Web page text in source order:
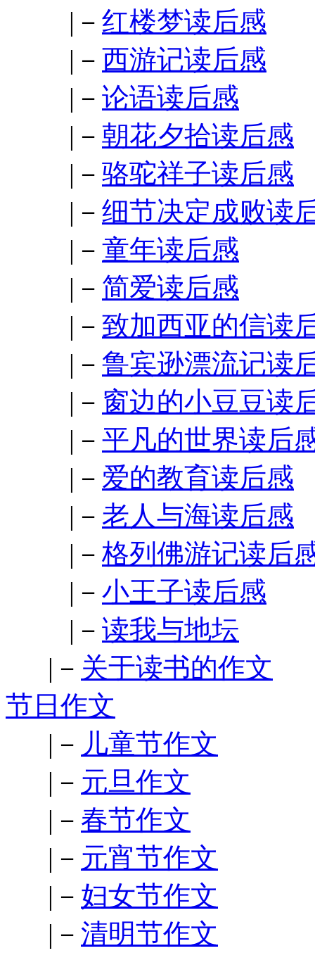
|－ 红楼梦读后感
|－ 西游记读后感
|－ 论语读后感
|－ 朝花夕拾读后感
|－ 骆驼祥子读后感
|－ 细节决定成败读
|－ 童年读后感
|－ 简爱读后感
|－ 致加西亚的信读
|－ 鲁宾逊漂流记读
|－ 窗边的小豆豆读
|－ 平凡的世界读后
|－ 爱的教育读后感
|－ 老人与海读后感
|－ 格列佛游记读后
|－ 小王子读后感
|－ 读我与地坛
|－ 关于读书的作文
节日作文
|－ 儿童节作文
|－ 元旦作文
|－ 春节作文
|－ 元宵节作文
|－ 妇女节作文
|－ 清明节作文